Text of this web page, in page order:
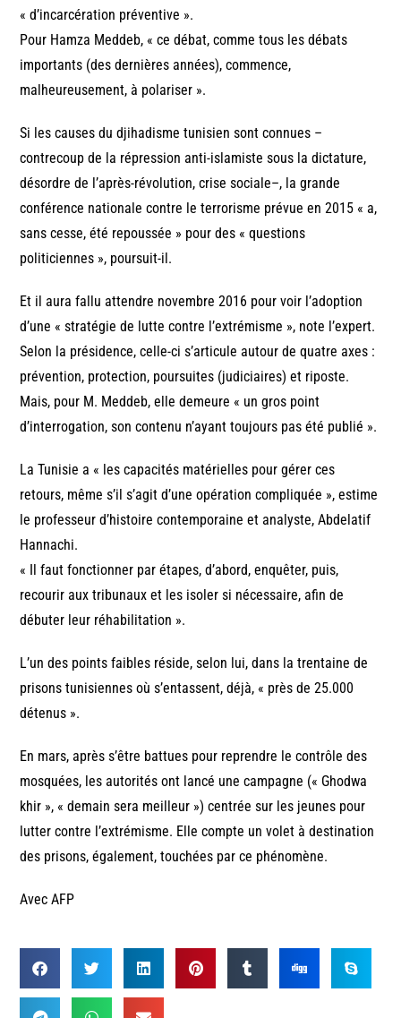
« d’incarcération préventive ».
Pour Hamza Meddeb, « ce débat, comme tous les débats
importants (des dernières années), commence,
malheureusement, à polariser ».
Si les causes du djihadisme tunisien sont connues –
contrecoup de la répression anti-islamiste sous la dictature,
désordre de l’après-révolution, crise sociale–, la grande
conférence nationale contre le terrorisme prévue en 2015 « a,
sans cesse, été repoussée » pour des « questions
politiciennes », poursuit-il.
Et il aura fallu attendre novembre 2016 pour voir l’adoption
d’une « stratégie de lutte contre l’extrémisme », note l’expert.
Selon la présidence, celle-ci s’articule autour de quatre axes :
prévention, protection, poursuites (judiciaires) et riposte.
Mais, pour M. Meddeb, elle demeure « un gros point
d’interrogation, son contenu n’ayant toujours pas été publié ».
La Tunisie a « les capacités matérielles pour gérer ces
retours, même s’il s’agit d’une opération compliquée », estime
le professeur d’histoire contemporaine et analyste, Abdelatif
Hannachi.
« Il faut fonctionner par étapes, d’abord, enquêter, puis,
recourir aux tribunaux et les isoler si nécessaire, afin de
débuter leur réhabilitation ».
L’un des points faibles réside, selon lui, dans la trentaine de
prisons tunisiennes où s’entassent, déjà, « près de 25.000
détenus ».
En mars, après s’être battues pour reprendre le contrôle des
mosquées, les autorités ont lancé une campagne (« Ghodwa
khir », « demain sera meilleur ») centrée sur les jeunes pour
lutter contre l’extrémisme. Elle compte un volet à destination
des prisons, également, touchées par ce phénomène.
Avec AFP